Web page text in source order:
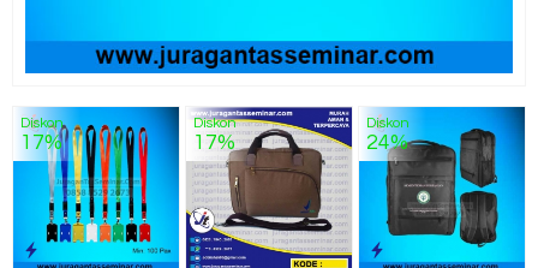
Diskon
17%
Diskon
17%
Diskon
24%